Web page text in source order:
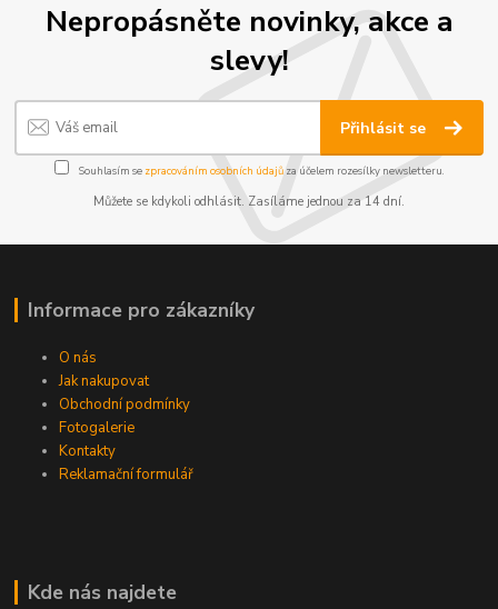
Nepropásněte novinky, akce a
slevy!
Přihlásit se
Souhlasím se zpracováním osobních údajůza účelem rozesílky newsletteru.
Můžete se kdykoli odhlásit. Zasíláme jednou za 14 dní.
Informace pro zákazníky
O nás
Jak nakupovat
Obchodní podmínky
Fotogalerie
Kontakty
Reklamační formulář
Kde nás najdete